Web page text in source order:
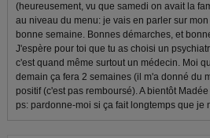
(heureusement, vu que samedi on avait la
au niveau du menu: je vais en parler sur
bonne semaine. Bonnes démarches, et
J'espère pour toi que tu as choisi un
c'est quand même surtout un médecin. Moi
demain ça fera 2 semaines (il m'a donné du
positif (c'est pas remboursé). A bientôt Madée
ps: pardonne-moi si ça fait longtemps que je